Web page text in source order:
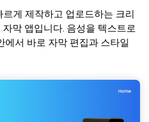
게 제작하고 업로드하는 크리
막 앱입니다. 음성을 텍스트로
에서 바로 자막 편집과 스타일